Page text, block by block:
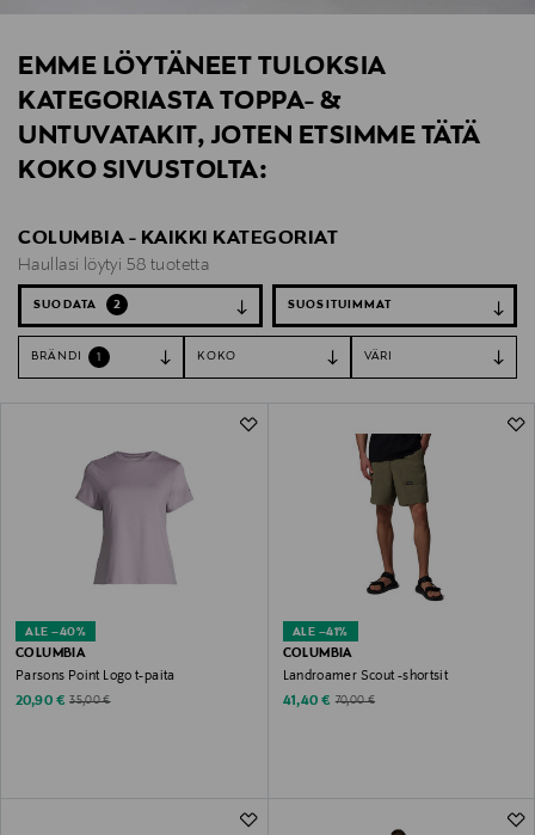
EMME LÖYTÄNEET TULOKSIA
KATEGORIASTA TOPPA- &
UNTUVATAKIT, JOTEN ETSIMME TÄTÄ
KOKO SIVUSTOLTA:
COLUMBIA - KAIKKI KATEGORIAT
Haullasi löytyi 58 tuotetta
SUODATA 2
BRÄNDI 1 KOKO VÄRI
ALE –40%
COLUMBIA
Parsons Point Logo t-paita
Discounted Price
20,90 € Original Price
35,00 €
ALE –41%
COLUMBIA
Landroamer Scout -shortsit
Discounted Price
41,40 € Original Price
70,00 €